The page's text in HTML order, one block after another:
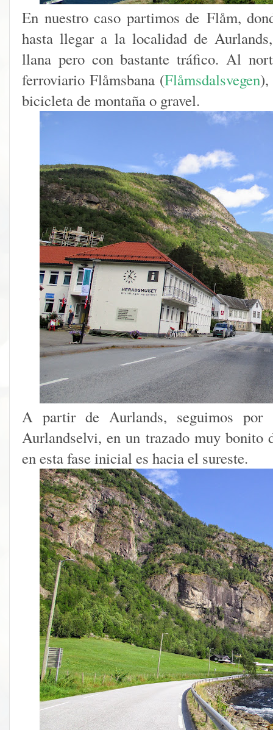
En nuestro caso partimos de Flåm,
hasta llegar a la localidad de
llana pero con bastante tráfico. Al
ferroviario Flåmsbana (Flåmsdalsvegen),
bicicleta de montaña o gravel.
A partir de Aurlands, seguimos
Aurlandselvi, en un trazado muy bonito
en esta fase inicial es hacia el sureste.